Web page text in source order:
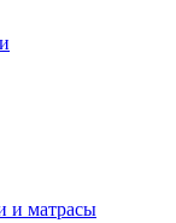
и матрасы